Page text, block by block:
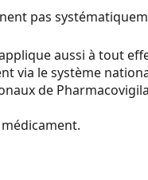
pas
aussi à tout
via le système
de